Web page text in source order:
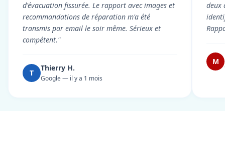
d'évacuation fissurée. Le rapport avec images et
recommandations de réparation m'a été
transmis par email le soir même. Sérieux et
compétent."
T
Thierry H.
Google — il y a 1 mois
deux
M